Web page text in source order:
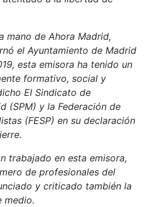
mano de Ahora Madrid,
el Ayuntamiento de Madrid
esta emisora ha tenido un
formativo, social y
El Sindicato de
(SPM) y la Federación de
(FESP) en su declaración
trabajado en esta emisora,
de profesionales del
y criticado también la
medio.